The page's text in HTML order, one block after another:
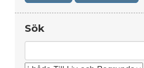
Sök
for: